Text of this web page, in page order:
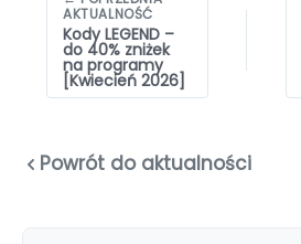
wpisówAKTUALNOŚĆ
Kody LEGEND –
do 40% zniżek
na programy
[Kwiecień 2026]
Powrót do aktualności